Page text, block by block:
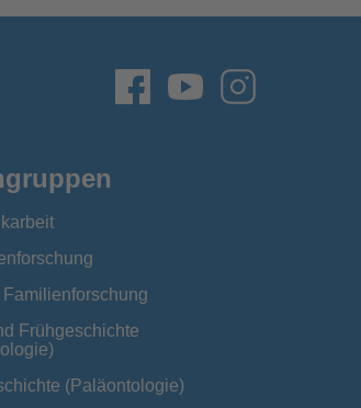
Familienforschung
Frühgeschichte
(Paläontologie)